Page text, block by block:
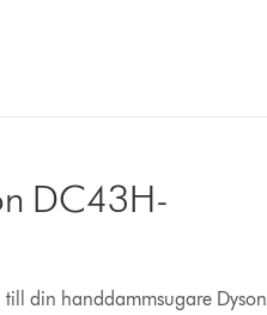
DC43H-
din handdammsugare Dyson